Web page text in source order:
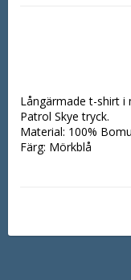
Långärmade t-shirt i
Patrol Skye tryck.
Material: 100%